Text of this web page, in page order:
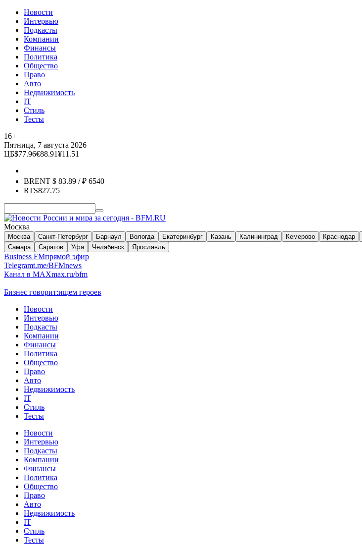
Новости
Интервью
Подкасты
Компании
Финансы
Политика
Общество
Право
Авто
Недвижимость
IT
Стиль
Тесты
16+
Пятница, 7 августа 2026
ЦБ$77.96€88.91¥11.51
BRENT $ 83.89 / ₽ 6540
RTS827.75
Москва
Москва Санкт-Петербург Барнаул Вологда Екатеринбург Казань Калининград Кемерово Краснодар
Самара
Саратов Уфа Челябинск Ярославль
Business FMпрямой эфир
Telegramt.me/BFMnews
Канал в MAXmax.ru/bfm
Бизнес говорит:ищем героев
Новости
Интервью
Подкасты
Компании
Финансы
Политика
Общество
Право
Авто
Недвижимость
IT
Стиль
Тесты
Новости
Интервью
Подкасты
Компании
Финансы
Политика
Общество
Право
Авто
Недвижимость
IT
Стиль
Тесты